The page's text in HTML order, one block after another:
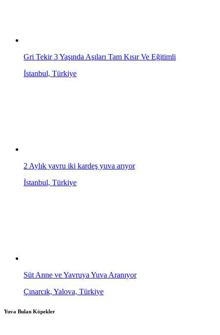
Gri Tekir 3 Yaşında Aşıları Tam Kısır Ve Eğitimli
İstanbul, Türkiye
2 Aylık yavru iki kardeş yuva arıyor
İstanbul, Türkiye
Süt Anne ve Yavruya Yuva Aranıyor
Çınarcık, Yalova, Türkiye
Yuva Bulan Köpekler